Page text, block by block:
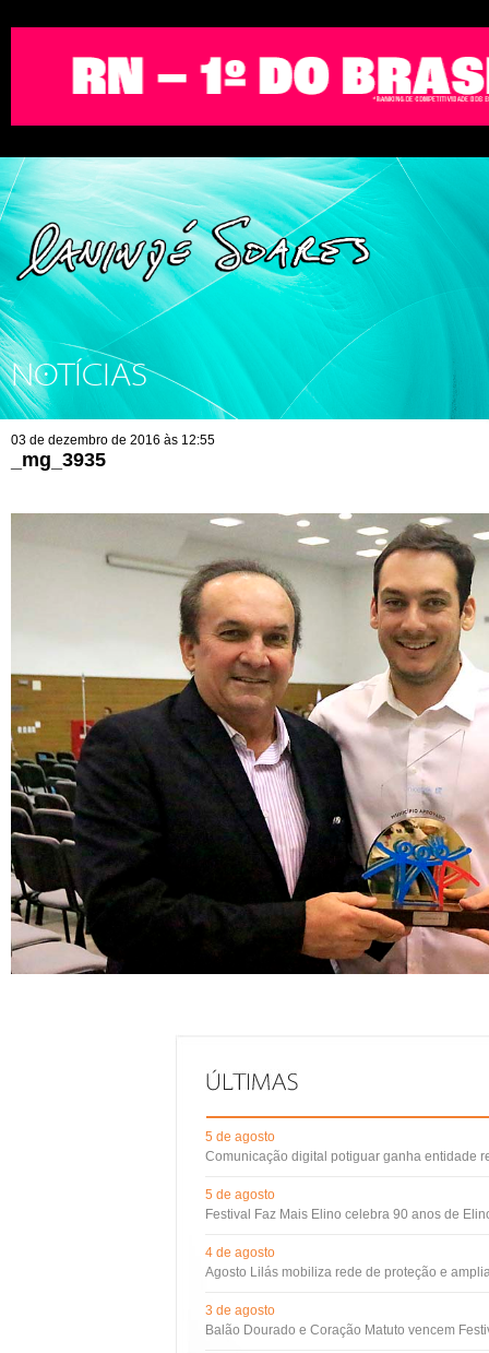
NOTÍCIAS
03 de dezembro de 2016 às 12:55
_mg_3935
5 de agosto
Comunicação digital potiguar ganha entidade
5 de agosto
Festival Faz Mais Elino celebra 90 anos de
4 de agosto
Agosto Lilás mobiliza rede de proteção e
3 de agosto
Balão Dourado e Coração Matuto vencem